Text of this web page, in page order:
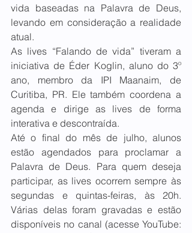
vida baseadas na Palavra de Deus,
levando em consideração a realidade
atual.
As lives “Falando de vida” tiveram a
iniciativa de Éder Koglin, aluno do 3º
ano, membro da IPI Maanaim, de
Curitiba, PR. Ele também coordena a
agenda e dirige as lives de forma
interativa e descontraída.
Até o final do mês de julho, alunos
estão agendados para proclamar a
Palavra de Deus. Para quem deseja
participar, as lives ocorrem sempre às
segundas e quintas-feiras, às 20h.
Várias delas foram gravadas e estão
disponíveis no canal (acesse YouTube: